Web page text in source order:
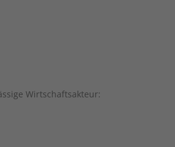
Wirtschaftsakteur: